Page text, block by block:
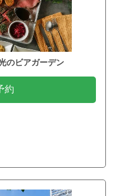
のビアガーデン
約